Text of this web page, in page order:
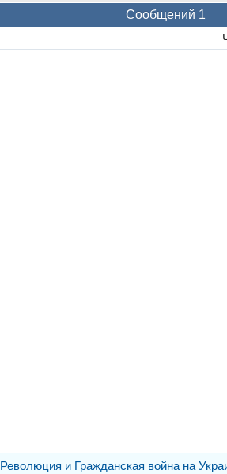
Сообщений 1
Революция и Гражданская война на